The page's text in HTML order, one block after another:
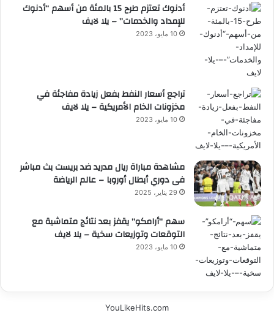
أدنوك تعتزم طرح 15 بالمئة من أسهم “أدنوك
للإمداد والخدمات” – يلا لايف
10 مايو، 2023
تراجع أسعار النفط بفعل زيادة مفاجئة في
مخزونات الخام الأمريكية – يلا لايف
10 مايو، 2023
مشاهدة مباراة ريال مدريد ضد بريست بث مباشر
فى دوري أبطال أوروبا – عالم الرياضة
29 يناير، 2025
سهم “أرامكو” يقفز بعد نتائج متماشية مع
التوقعات وتوزيعات سخية – يلا لايف
10 مايو، 2023
YouLikeHits.com